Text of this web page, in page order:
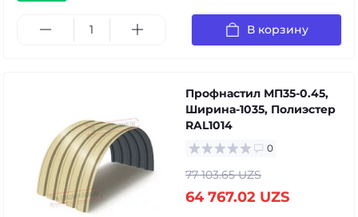
В корзину
Профнастил МП35-0.45,
Ширина-1035, Полиэстер
RAL1014
0
77 103.65 UZS
64 767.02 UZS